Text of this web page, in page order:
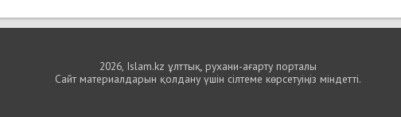
2026, Islam.kz ұлттық, рухани-ағарту порталы
Сайт материалдарын қолдану үшін сілтеме көрсетуіңіз міндетті.